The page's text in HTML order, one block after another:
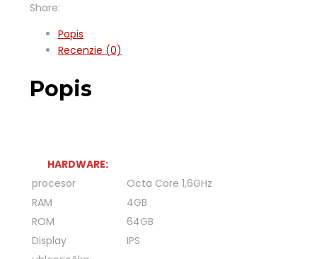
Share:
Popis
Recenzie (0)
Popis
HARDWARE:
procesor
Octa Core 1,6GHz
RAM
4GB
ROM
64GB
Display
IPS